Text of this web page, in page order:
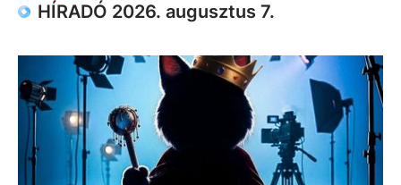
HÍRADÓ 2026. augusztus 7.